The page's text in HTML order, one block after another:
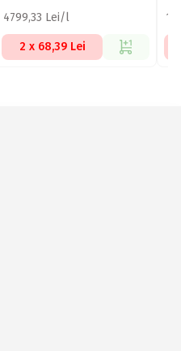
4799,33 Lei/l
2 x 68,39 Lei